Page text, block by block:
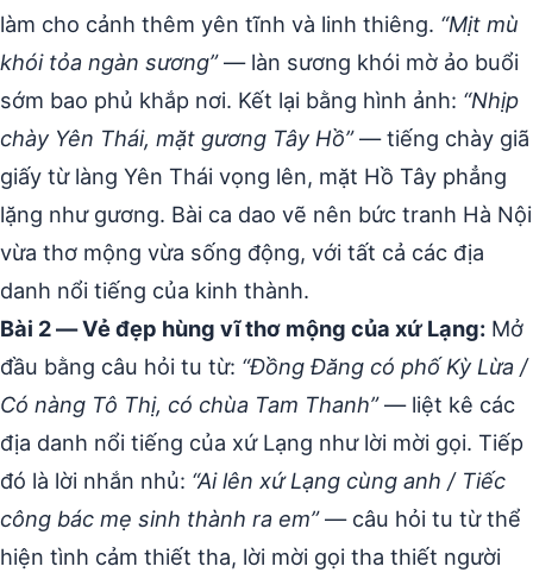
làm cho cảnh thêm yên tĩnh và linh thiêng. “Mịt mù
khói tỏa ngàn sương”— làn sương khói mờ ảo buổi
sớm bao phủ khắp nơi. Kết lại bằng hình ảnh: “Nhịp
chày Yên Thái, mặt gương Tây Hồ”— tiếng chày giã
giấy từ làng Yên Thái vọng lên, mặt Hồ Tây phẳng
lặng như gương. Bài ca dao vẽ nên bức tranh Hà Nội
vừa thơ mộng vừa sống động, với tất cả các địa
danh nổi tiếng của kinh thành.
Bài 2 — Vẻ đẹp hùng vĩ thơ mộng của xứ Lạng: Mở
đầu bằng câu hỏi tu từ: “Đồng Đăng có phố Kỳ Lừa /
Có nàng Tô Thị, có chùa Tam Thanh”— liệt kê các
địa danh nổi tiếng của xứ Lạng như lời mời gọi. Tiếp
đó là lời nhắn nhủ: “Ai lên xứ Lạng cùng anh / Tiếc
công bác mẹ sinh thành ra em”— câu hỏi tu từ thể
hiện tình cảm thiết tha, lời mời gọi tha thiết người